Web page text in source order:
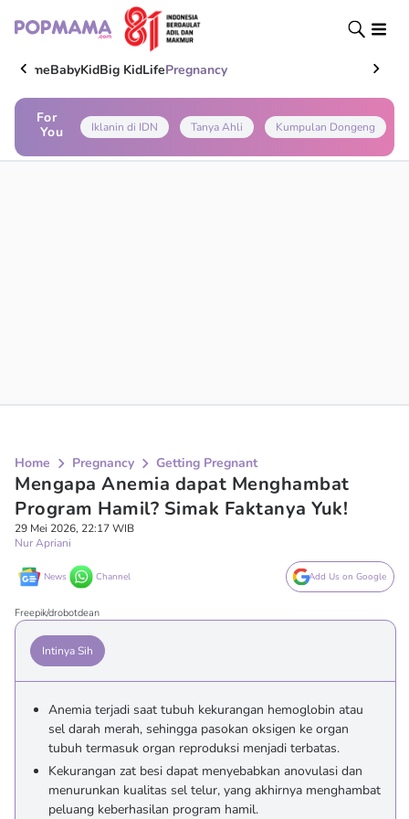
HomeBabyKidBig KidLifePregnancy
For
You
Iklanin di IDN Tanya Ahli Kumpulan Dongeng
Home Pregnancy Getting Pregnant
Mengapa Anemia dapat Menghambat
Program Hamil? Simak Faktanya Yuk!
29 Mei 2026, 22:17 WIB
Nur Apriani
News Channel Add Us on Google
Freepik/drobotdean
Intinya Sih
Anemia terjadi saat tubuh kekurangan hemoglobin atau
sel darah merah, sehingga pasokan oksigen ke organ
tubuh termasuk organ reproduksi menjadi terbatas.
Kekurangan zat besi dapat menyebabkan anovulasi dan
menurunkan kualitas sel telur, yang akhirnya menghambat
peluang keberhasilan program hamil.